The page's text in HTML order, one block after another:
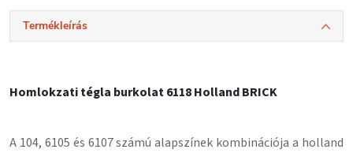
Termékleírás
Homlokzati tégla burkolat 6118 Holland BRICK
A 104, 6105 és 6107 számú alapszínek kombinációja a holland